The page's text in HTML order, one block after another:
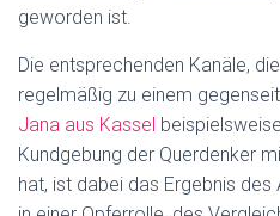
geworden ist.
Die entsprechenden Kanäle,
regelmäßig zu einem
Jana aus Kassel
Kundgebung der Querdenker
hat, ist dabei das Ergebnis des